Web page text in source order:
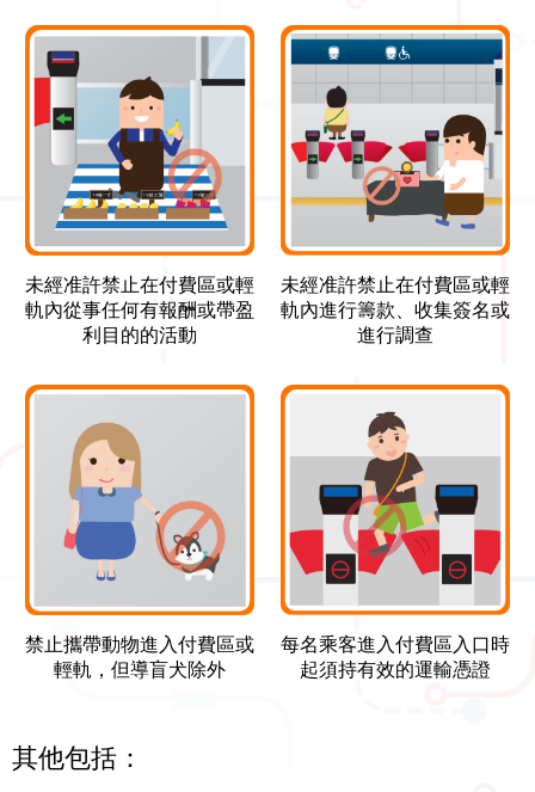
未經准許禁止在付費區或輕
軌內從事任何有報酬或帶盈
利目的的活動
未經准許禁止在付費區或輕
軌內進行籌款、收集簽名或
進行調查
禁止攜帶動物進入付費區或
輕軌，但導盲犬除外
每名乘客進入付費區入口時
起須持有效的運輸憑證
其他包括：